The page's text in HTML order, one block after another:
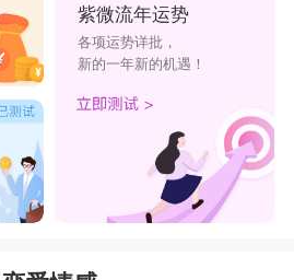
紫微流年运势
各项运势详批，
新的一年新的机遇！